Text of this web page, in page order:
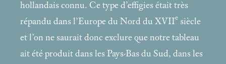
hollandais connu. Ce type d’effigies était très
répandu dans l’Europe du Nord du XVIIe siècle
et l’on ne saurait donc exclure que notre tableau
ait été produit dans les Pays-Bas du Sud, dans les